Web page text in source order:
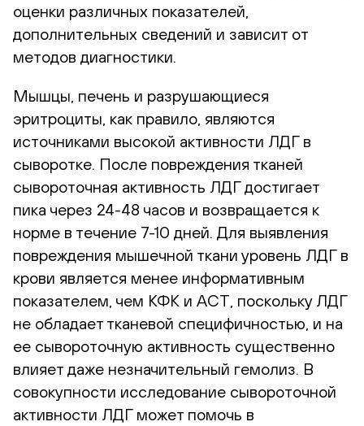
оценки различных показателей,
дополнительных сведений и зависит от
методов диагностики.
Мышцы, печень и разрушающиеся
эритроциты, как правило, являются
источниками высокой активности ЛДГ в
сыворотке. После повреждения тканей
сывороточная активность ЛДГ достигает
пика через 24-48 часов и возвращается к
норме в течение 7-10 дней. Для выявления
повреждения мышечной ткани уровень ЛДГ в
крови является менее информативным
показателем, чем КФК и АСТ, поскольку ЛДГ
не обладает тканевой специфичностью, и на
ее сывороточную активность существенно
влияет даже незначительный гемолиз. В
совокупности исследование сывороточной
активности ЛДГ может помочь в